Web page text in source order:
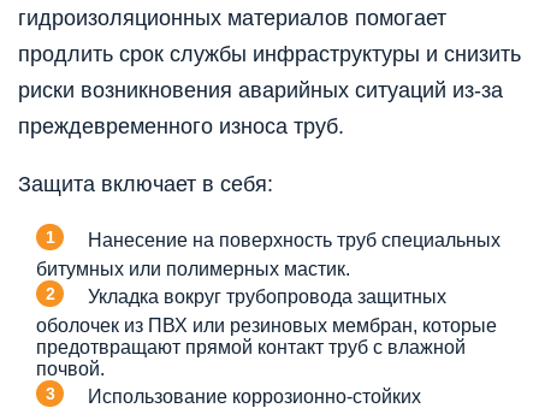
гидроизоляционных материалов помогает
продлить срок службы инфраструктуры и снизить
риски возникновения аварийных ситуаций из-за
преждевременного износа труб.
Защита включает в себя:
Нанесение на поверхность труб специальных
битумных или полимерных мастик.
Укладка вокруг трубопровода защитных
оболочек из ПВХ или резиновых мембран, которые
предотвращают прямой контакт труб с влажной
почвой.
Использование коррозионно-стойких